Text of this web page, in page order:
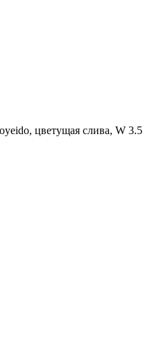
цветущая слива, W 3.5